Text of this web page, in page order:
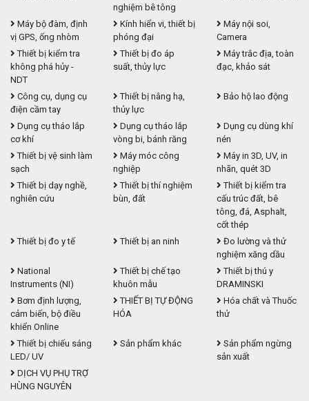
nghiệm bê tông
Máy bộ đàm, định
vị GPS, ống nhòm
Kính hiển vi, thiết bị
phóng đại
Máy nội soi,
Camera
Thiết bị kiểm tra
không phá hủy -
NDT
Thiết bị đo áp
suất, thủy lực
Máy trắc địa, toàn
đạc, khảo sát
Công cụ, dụng cụ
điện cầm tay
Thiết bị nâng hạ,
thủy lực
Bảo hộ lao động
Dụng cụ tháo lắp
cơ khí
Dụng cụ tháo lắp
vòng bi, bánh răng
Dụng cụ dùng khí
nén
Thiết bị vệ sinh làm
sạch
Máy móc công
nghiệp
Máy in 3D, UV, in
nhãn, quét 3D
Thiết bị dạy nghề,
nghiên cứu
Thiết bị thí nghiệm
bùn, đất
Thiết bị kiểm tra
cấu trúc đất, bê
tông, đá, Asphalt,
cốt thép
Thiết bị đo y tế
Thiết bị an ninh
Đo lường và thử
nghiệm xăng dầu
National
Instruments (NI)
Thiết bị chế tạo
khuôn mẫu
Thiết bị thú y
DRAMINSKI
Bơm định lượng,
cảm biến, bộ điều
khiển Online
THIẾT BỊ TỰ ĐỘNG
HÓA
Hóa chất và Thuốc
thử
Thiết bị chiếu sáng
LED/ UV
Sản phẩm khác
Sản phẩm ngừng
sản xuất
DỊCH VỤ PHỤ TRỢ
HÙNG NGUYÊN